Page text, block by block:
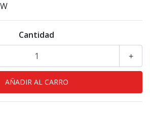
Cantidad
+